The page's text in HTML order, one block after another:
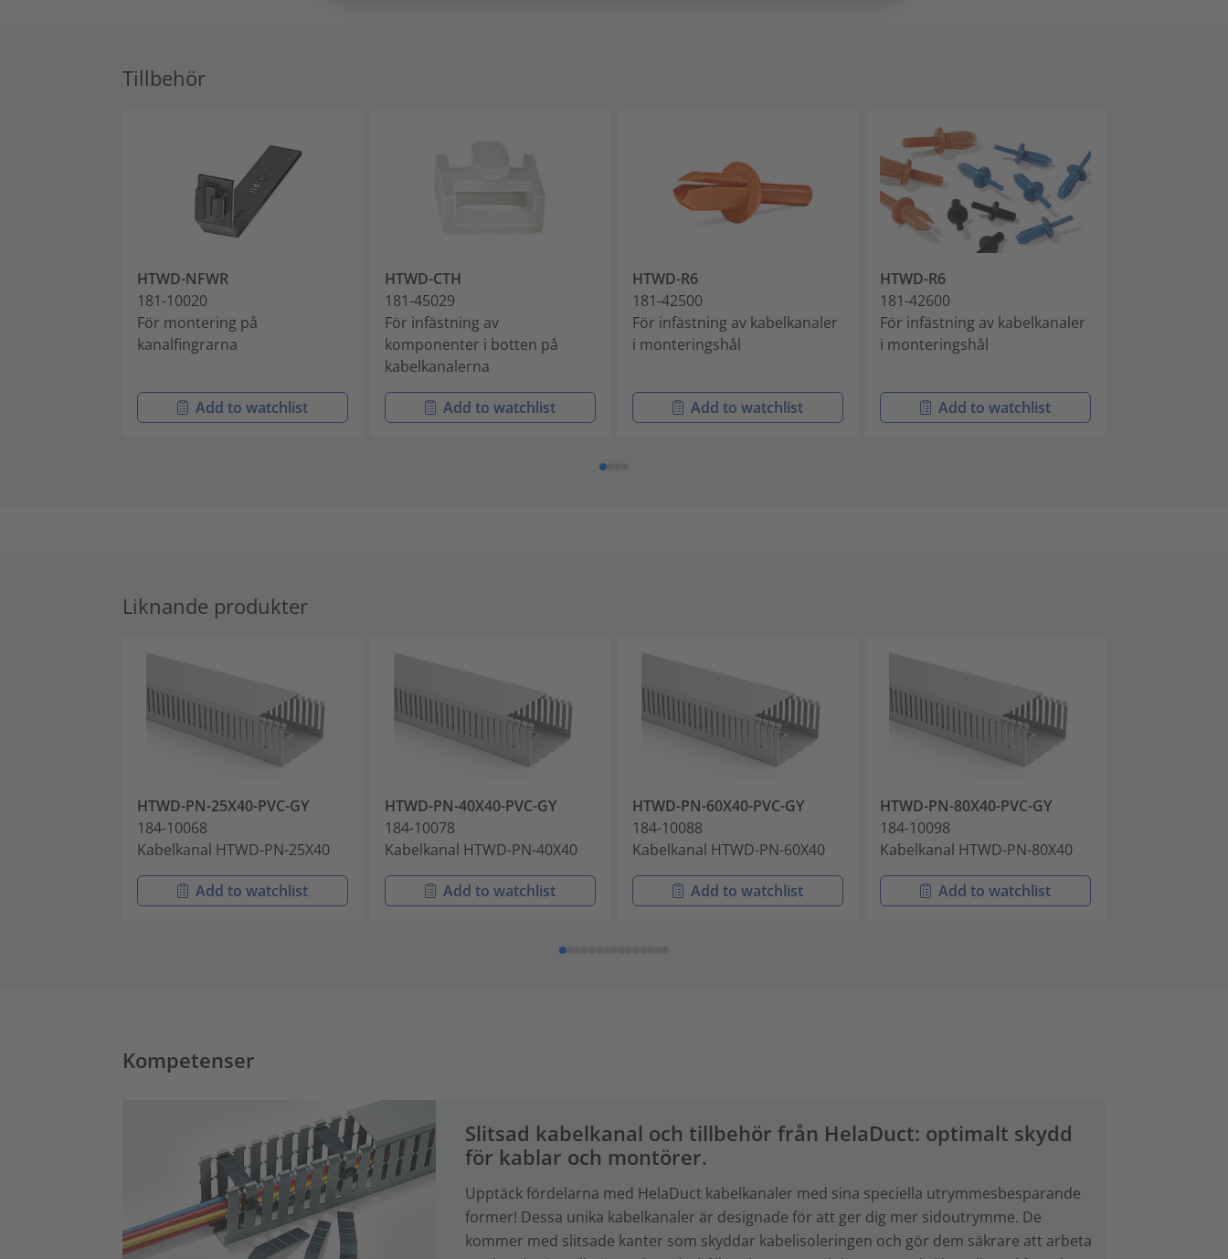
Tillbehör
HTWD-NFWR
181-10020
För montering på
kanalfingrarna
Add to watchlist
HTWD-CTH
181-45029
För infästning av
komponenter i botten på
kabelkanalerna
Add to watchlist
HTWD-R6
181-42500
För infästning av kabelkanaler
i monteringshål
Add to watchlist
HTWD-R6
181-42600
För infästning av kabelkanaler
i monteringshål
Add to watchlist
Liknande produkter
HTWD-PN-25X40-PVC-GY
184-10068
Kabelkanal HTWD-PN-25X40
Add to watchlist
HTWD-PN-40X40-PVC-GY
184-10078
Kabelkanal HTWD-PN-40X40
Add to watchlist
HTWD-PN-60X40-PVC-GY
184-10088
Kabelkanal HTWD-PN-60X40
Add to watchlist
HTWD-PN-80X40-PVC-GY
184-10098
Kabelkanal HTWD-PN-80X40
Add to watchlist
Kompetenser
Slitsad kabelkanal och tillbehör från HelaDuct: optimalt skydd
för kablar och montörer.
Upptäck fördelarna med HelaDuct kabelkanaler med sina speciella utrymmesbesparande
former! Dessa unika kabelkanaler är designade för att ger dig mer sidoutrymme. De
kommer med slitsade kanter som skyddar kabelisoleringen och gör dem säkrare att arbeta